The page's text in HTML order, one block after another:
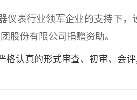
仪表行业领军企业的支持下，
股份有限公司捐赠资助。
格认真的形式审查、初审、会